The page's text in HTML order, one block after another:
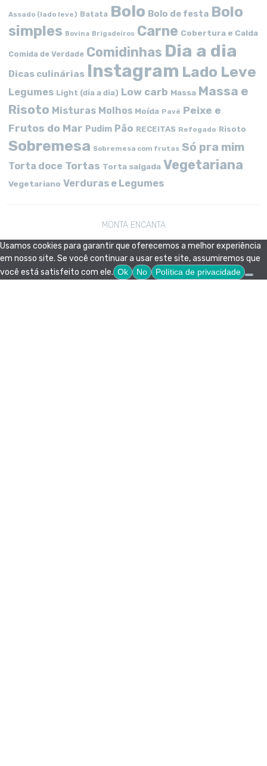
Assado (lado leve) Batata Bolo Bolo de festa Bolo
simples Bovina Brigadeiros Carne Cobertura e Calda
Comida de Verdade Comidinhas Dia a dia
Dicas culinárias Instagram Lado Leve
Legumes Light (dia a dia) Low carb Massa Massa e
Risoto Misturas Molhos Moída Pavê Peixe e
Frutos do Mar Pudim Pão RECEITAS Refogado Risoto
Sobremesa Sobremesa com frutas Só pra mim
Torta doce Tortas Torta salgada Vegetariana
Vegetariano Verduras e Legumes
MONTA ENCANTA
Usamos cookies para garantir que oferecemos a melhor experiência
em nosso site. Se você continuar a usar este site, assumiremos que
você está satisfeito com ele. Ok No Política de privacidade